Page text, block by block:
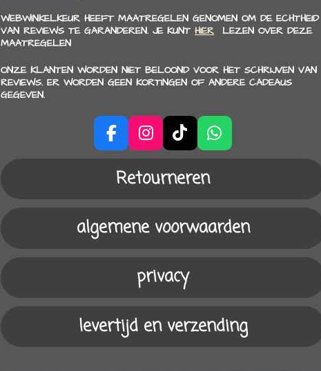
WEBWINKELKEUR HEEFT MAATREGELEN GENOMEN OM DE ECHTHEID
VAN REVIEWS TE GARANDEREN. JE KUNT HIER LEZEN OVER DEZE
MAATREGELEN
ONZE KLANTEN WORDEN NIET BELOOND VOOR HET SCHRIJVEN VAN
REVIEWS. ER WORDEN GEEN KORTINGEN OF ANDERE CADEAUS
GEGEVEN.
F
a
b
o
k
I
n
s
t
a
r
a
m
T
i
k
T
o
W
h
s
p
p
Retourneren
algemene voorwaarden
privacy
levertijd en verzending